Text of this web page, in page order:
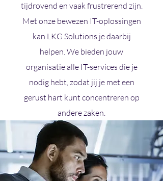
tijdrovend en vaak frustrerend zijn.
Met onze bewezen IT-oplossingen
kan LKG Solutions je daarbij
helpen. We bieden jouw
organisatie alle IT-services die je
nodig hebt, zodat jij je met een
gerust hart kunt concentreren op
andere zaken.